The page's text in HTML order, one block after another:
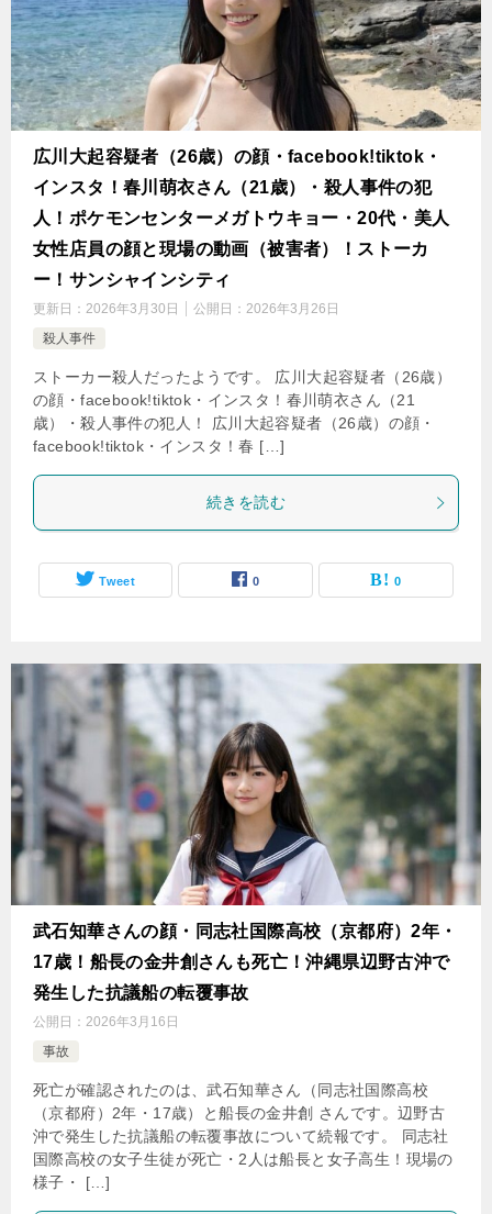
広川大起容疑者（26歳）の顔・facebook!tiktok・
インスタ！春川萌衣さん（21歳）・殺人事件の犯
人！ポケモンセンターメガトウキョー・20代・美人
女性店員の顔と現場の動画（被害者）！ストーカ
ー！サンシャインシティ
更新日： 2026年3月30日 公開日： 2026年3月26日
殺人事件
ストーカー殺人だったようです。 広川大起容疑者（26歳）
の顔・facebook!tiktok・インスタ！春川萌衣さん（21
歳）・殺人事件の犯人！ 広川大起容疑者（26歳）の顔・
facebook!tiktok・インスタ！春 […]
続きを読む
Tweet 0 0
武石知華さんの顔・同志社国際高校（京都府）2年・
17歳！船長の金井創さんも死亡！沖縄県辺野古沖で
発生した抗議船の転覆事故
公開日： 2026年3月16日
事故
死亡が確認されたのは、武石知華さん（同志社国際高校
（京都府）2年・17歳）と船長の金井創 さんです。辺野古
沖で発生した抗議船の転覆事故について続報です。 同志社
国際高校の女子生徒が死亡・2人は船長と女子高生！現場の
様子・ […]